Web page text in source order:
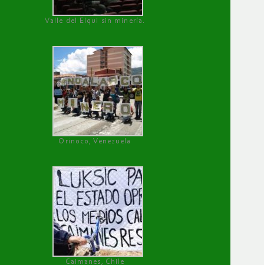
Valle del Elqui sin minería.
Orinoco, Venezuela
Caimanes, Chile